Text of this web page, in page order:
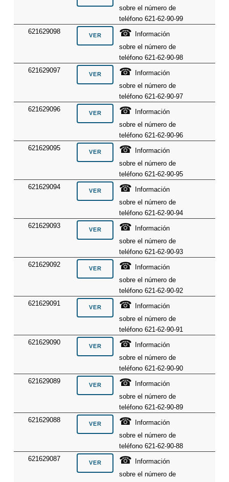
sobre el número de
teléfono 621-62-90-99
621629098
☎
Información
sobre el número de
teléfono 621-62-90-98
621629097
☎
Información
sobre el número de
teléfono 621-62-90-97
621629096
☎
Información
sobre el número de
teléfono 621-62-90-96
621629095
☎
Información
sobre el número de
teléfono 621-62-90-95
621629094
☎
Información
sobre el número de
teléfono 621-62-90-94
621629093
☎
Información
sobre el número de
teléfono 621-62-90-93
621629092
☎
Información
sobre el número de
teléfono 621-62-90-92
621629091
☎
Información
sobre el número de
teléfono 621-62-90-91
621629090
☎
Información
sobre el número de
teléfono 621-62-90-90
621629089
☎
Información
sobre el número de
teléfono 621-62-90-89
621629088
☎
Información
sobre el número de
teléfono 621-62-90-88
621629087
☎
Información
sobre el número de